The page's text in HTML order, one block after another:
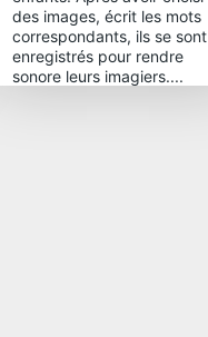
des images, écrit les mots
correspondants, ils se sont
enregistrés pour rendre
sonore leurs imagiers....